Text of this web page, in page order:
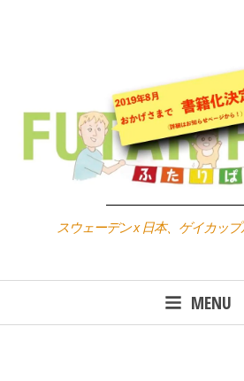
スウェーデン x 日本、ゲイカッ
MENU